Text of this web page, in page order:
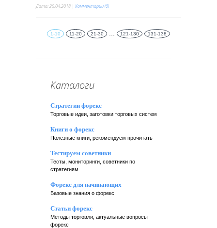
Дата:25.04.2018 | Комментарии (0)
1-10 11-20 21-30 121-130 131-138
Каталоги
Стратегии форекс
Торговые идеи, заготовки торговых систем
Книги о форекс
Полезные книги, рекомендуем прочитать
Тестируем советники
Тесты, мониторинги, советники по
стратегиям
Форекс для начинающих
Базовые знания о форекс
Статьи форекс
Методы торговли, актуальные вопросы
форекс